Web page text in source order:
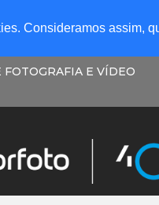
Consideramos assim,
E VÍDEO